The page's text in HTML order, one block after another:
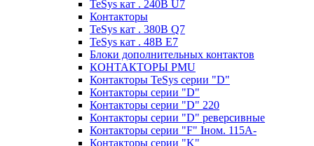
TeSys кат . 240В U7
Контакторы
TeSys кат . 380В Q7
TeSys кат . 48В E7
Блоки дополнительных контактов
КОНТАКТОРЫ PMU
Контакторы TeSys серии "D"
Контакторы серии "D"
Контакторы серии "D" 220
Контакторы серии "D" реверсивные
Контакторы серии "F" Iном. 115А-
Контакторы серии "K"